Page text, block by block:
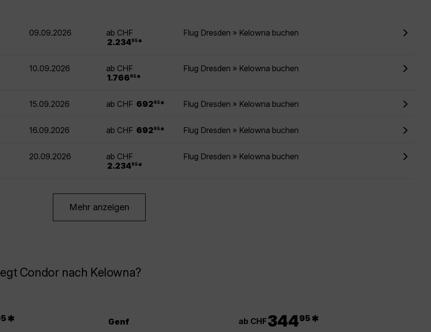
09.09.2026
ab CHF
2.23495 *
Flug Dresden » Kelowna buchen
10.09.2026
ab CHF
1.766.
95 *
Flug Dresden » Kelowna buchen
15.09.2026 ab CHF 692 95 * Flug Dresden » Kelowna buchen
16.09.2026 ab CHF 692 95 * Flug Dresden » Kelowna buchen
20.09.2026
ab CHF
2.23495 *
Flug Dresden » Kelowna buchen
Mehr anzeigen
Condor nach Kelowna?
* Genf ab CHF34495 *